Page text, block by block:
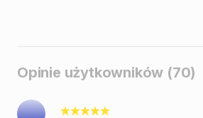
Opinie użytkowników (70)